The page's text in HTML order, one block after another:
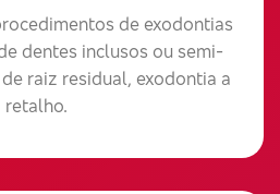
de exodontias
dentes inclusos ou semi-
raiz residual, exodontia a
retalho.